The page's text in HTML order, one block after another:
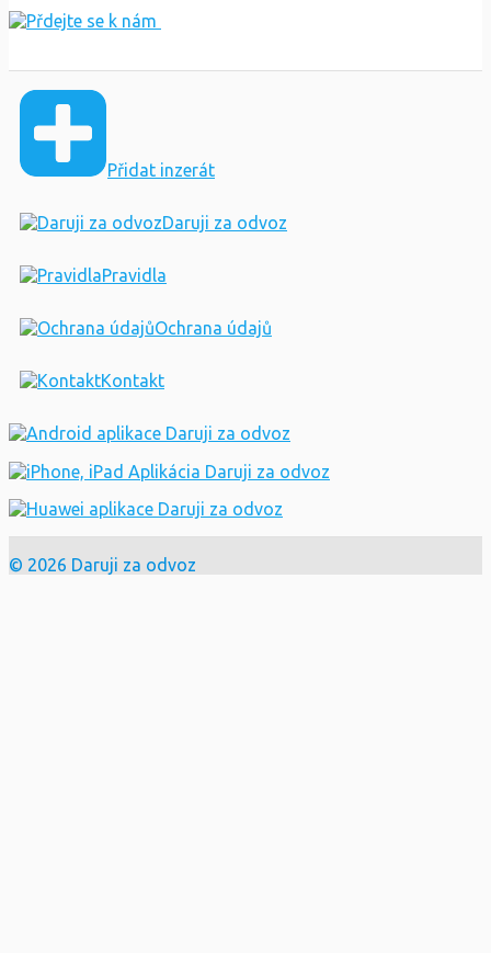
Přidat inzerát
Daruji za odvoz
Pravidla
Ochrana údajů
Kontakt
© 2026 Daruji za odvoz